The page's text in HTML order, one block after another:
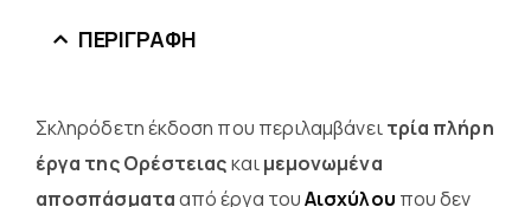
ΠΕΡΙΓΡΑΦΉ
Σκληρόδετη έκδοση που περιλαμβάνειτρία πλήρη
έργα της Ορέστειαςκαιμεμονωμένα
αποσπάσματααπό έργα τουΑισχύλου που δεν